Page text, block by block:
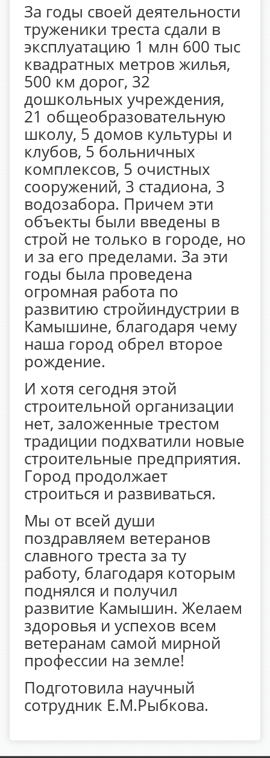
За годы своей деятельности
труженики треста сдали в
эксплуатацию 1 млн 600 тыс
квадратных метров жилья,
500 км дорог, 32
дошкольных учреждения,
21 общеобразовательную
школу, 5 домов культуры и
клубов, 5 больничных
комплексов, 5 очистных
сооружений, 3 стадиона, 3
водозабора. Причем эти
объекты были введены в
строй не только в городе, но
и за его пределами. За эти
годы была проведена
огромная работа по
развитию стройиндустрии в
Камышине, благодаря чему
наша город обрел второе
рождение.
И хотя сегодня этой
строительной организации
нет, заложенные трестом
традиции подхватили новые
строительные предприятия.
Город продолжает
строиться и развиваться.
Мы от всей души
поздравляем ветеранов
славного треста за ту
работу, благодаря которым
поднялся и получил
развитие Камышин. Желаем
здоровья и успехов всем
ветеранам самой мирной
профессии на земле!
Подготовила научный
сотрудник Е.М.Рыбкова.